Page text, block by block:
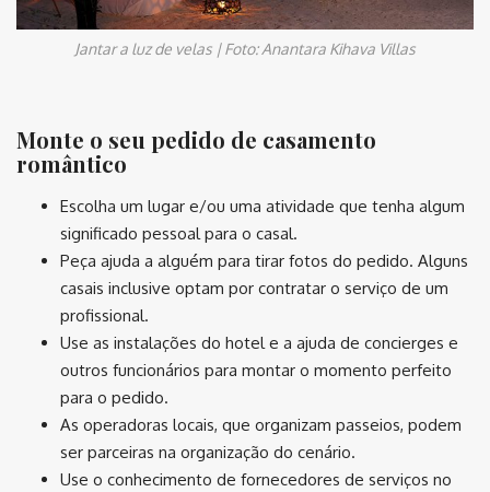
Jantar a luz de velas | Foto: Anantara Kihava Villas
Monte o seu pedido de casamento
romântico
Escolha um lugar e/ou uma atividade que tenha algum
significado pessoal para o casal.
Peça ajuda a alguém para tirar fotos do pedido. Alguns
casais inclusive optam por contratar o serviço de um
profissional.
Use as instalações do hotel e a ajuda de concierges e
outros funcionários para montar o momento perfeito
para o pedido.
As operadoras locais, que organizam passeios, podem
ser parceiras na organização do cenário.
Use o conhecimento de fornecedores de serviços no